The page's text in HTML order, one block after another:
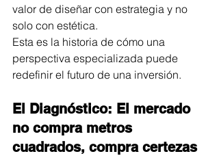
valor de diseñar con estrategia y no
solo con estética.
Esta es la historia de cómo una
perspectiva especializada puede
redefinir el futuro de una inversión.
El Diagnóstico: El mercado
no compra metros
cuadrados, compra certezas